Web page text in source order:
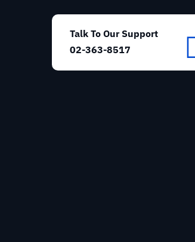
Talk To Our Support
02-363-8517